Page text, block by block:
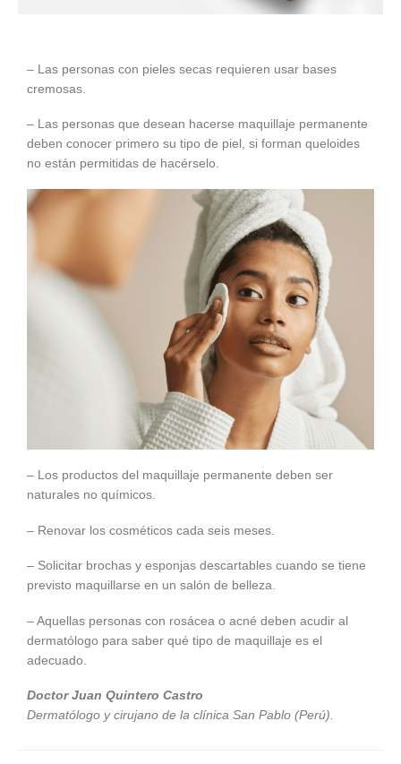
– Las personas con pieles secas requieren usar bases
cremosas.
– Las personas que desean hacerse maquillaje permanente
deben conocer primero su tipo de piel, si forman queloides
no están permitidas de hacérselo.
– Los productos del maquillaje permanente deben ser
naturales no químicos.
– Renovar los cosméticos cada seis meses.
– Solicitar brochas y esponjas descartables cuando se tiene
previsto maquillarse en un salón de belleza.
– Aquellas personas con rosácea o acné deben acudir al
dermatólogo para saber qué tipo de maquillaje es el
adecuado.
Doctor Juan Quintero Castro
Dermatólogo y cirujano de la clínica San Pablo (Perú).